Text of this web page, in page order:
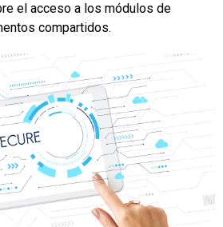
el acceso a los módulos de
compartidos.